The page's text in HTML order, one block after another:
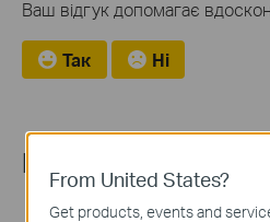
Ваш відгук допомагає
Так Ні
Recommend
From United States?
Get products, events and